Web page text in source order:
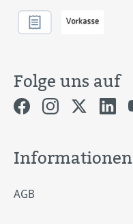
Folge uns auf
Informationen
AGB